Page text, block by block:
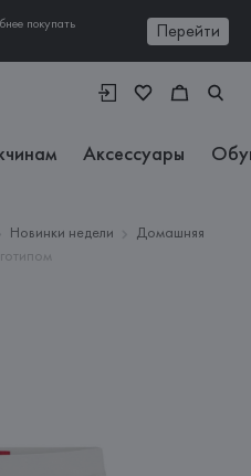
покупать
Перейти
Аксессуары
Новинки недели
Домашняя